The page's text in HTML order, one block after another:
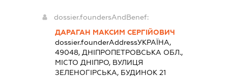
dossier.foundersAndBenef:
ДАРАГАН МАКСИМ СЕРГІЙОВИЧ
dossier.founderAddressУКРАЇНА,
49048, ДНІПРОПЕТРОВСЬКА ОБЛ.,
МІСТО ДНІПРО, ВУЛИЦЯ
ЗЕЛЕНОГІРСЬКА, БУДИНОК 21